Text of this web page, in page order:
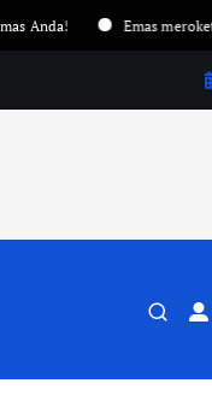
Emas meroket? Terjun